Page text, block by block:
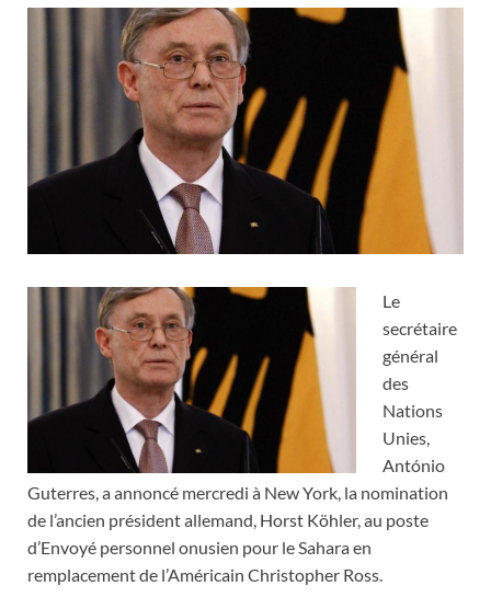
Le
secrétaire
général
des
Nations
Unies,
António
Guterres, a annoncé mercredi à New York, la nomination
de l’ancien président allemand, Horst Köhler, au poste
d’Envoyé personnel onusien pour le Sahara en
remplacement de l’Américain Christopher Ross.